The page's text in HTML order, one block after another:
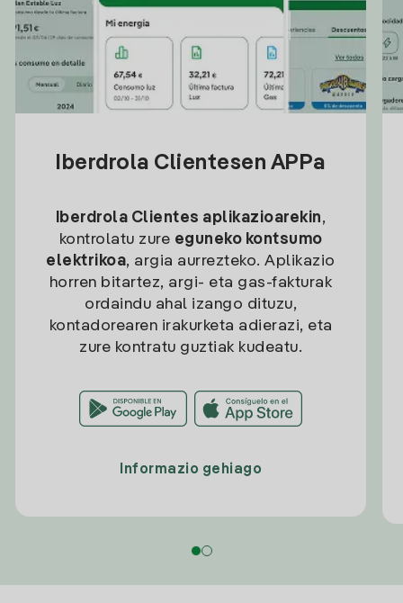
Iberdrola Clientesen APPa
Iberdrola Clientes aplikazioarekin,
kontrolatu zure eguneko kontsumo
elektrikoa, argia aurrezteko. Aplikazio
horren bitartez, argi- eta gas-fakturak
ordaindu ahal izango dituzu,
kontadorearen irakurketa adierazi, eta
zure kontratu guztiak kudeatu.
Informazio gehiago